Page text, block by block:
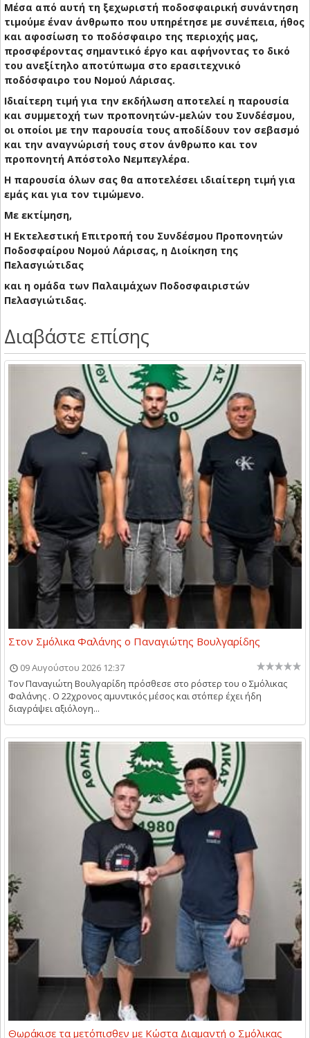
Μέσα από αυτή τη ξεχωριστή ποδοσφαιρική συνάντηση
τιμούμε έναν άνθρωπο που υπηρέτησε με συνέπεια, ήθος
και αφοσίωση το ποδόσφαιρο της περιοχής μας,
προσφέροντας σημαντικό έργο και αφήνοντας το δικό
του ανεξίτηλο αποτύπωμα στο ερασιτεχνικό
ποδόσφαιρο του Νομού Λάρισας.
Ιδιαίτερη τιμή για την εκδήλωση αποτελεί η παρουσία
και συμμετοχή των προπονητών-μελών του Συνδέσμου,
οι οποίοι με την παρουσία τους αποδίδουν τον σεβασμό
και την αναγνώρισή τους στον άνθρωπο και τον
προπονητή Απόστολο Νεμπεγλέρα.
Η παρουσία όλων σας θα αποτελέσει ιδιαίτερη τιμή για
εμάς και για τον τιμώμενο.
Με εκτίμηση,
Η Εκτελεστική Επιτροπή του Συνδέσμου Προπονητών
Ποδοσφαίρου Νομού Λάρισας, η Διοίκηση της
Πελασγιώτιδας
και η ομάδα των Παλαιμάχων Ποδοσφαιριστών
Πελασγιώτιδας.
Διαβάστε επίσης
Στον Σμόλικα Φαλάνης ο Παναγιώτης Βουλγαρίδης
09 Αυγούστου 2026 12:37
Τον Παναγιώτη Βουλγαρίδη πρόσθεσε στο ρόστερ του ο Σμόλικας
Φαλάνης . Ο 22χρονος αμυντικός μέσος και στόπερ έχει ήδη
διαγράψει αξιόλογη...
Θωράκισε τα μετόπισθεν με Κώστα Διαμαντή ο Σμόλικας